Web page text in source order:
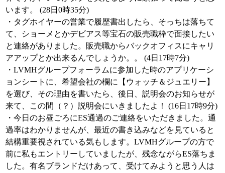
います。 (28日0時35分)
・タグホイヤーの営業で履歴書出したら、そっちは落ちて
て、ショーメとかデビアス等宝石の販売職枠で面接したい
と連絡がありました。販売職からバックオフィスにキャリ
アアップとか出来るんでしょうか。。 (4日17時7分)
・LVMHグループフォーラムに参加した時のアプリケーシ
ョンシートに、希望会社の欄に【ウォッチ＆ジュエリー】
を選び、その理由を書いたら、後日、説明会のお知らせが
来て、この間（？）説明会にいきましたよ！ (16日17時9分)
・今日のお昼ごろにES通過のご連絡をいただきました。通
過率はわかりませんが、最近の書き込みなどを見ていると
結構重要視されている気もします。LVMHグループの方で
前に私もエントリーしていましたが、残念ながらES落ちま
した。有名ブランドだけあって、受けてみようと思う人は